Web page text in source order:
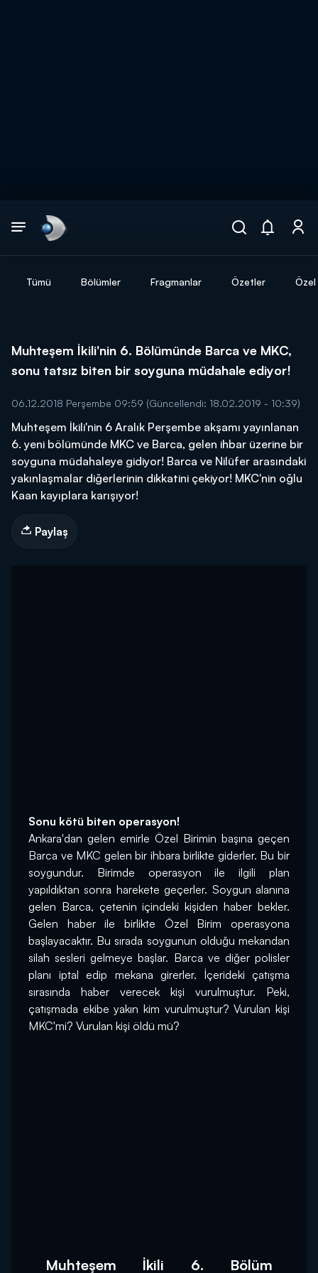
Tümü Bölümler Fragmanlar Özetler
Muhteşem İkili'nin 6. Bölümünde Barca ve MKC,
sonu tatsız biten bir soyguna müdahale ediyor!
06.12.2018 Perşembe 09:59 (Güncellendi: 18.02.2019 - 10:39)
Muhteşem İkili'nin 6 Aralık Perşembe akşamı yayınlanan
6. yeni bölümünde MKC ve Barca, gelen ihbar üzerine bir
soyguna müdahaleye gidiyor! Barca ve Nilüfer arasındaki
yakınlaşmalar diğerlerinin dikkatini çekiyor! MKC'nin oğlu
Kaan kayıplara karışıyor!
Paylaş
Sonu kötü biten operasyon!
Ankara'dan gelen emirle Özel Birimin başına geçen
Barca ve MKC gelen bir ihbara birlikte giderler. Bu bir
soygundur. Birimde operasyon ile ilgili plan
yapıldıktan sonra harekete geçerler. Soygun alanına
gelen Barca, çetenin içindeki kişiden haber bekler.
Gelen haber ile birlikte Özel Birim operasyona
başlayacaktır. Bu sırada soygunun olduğu mekandan
silah sesleri gelmeye başlar. Barca ve diğer polisler
planı iptal edip mekana girerler. İçerideki çatışma
sırasında haber verecek kişi vurulmuştur. Peki,
çatışmada ekibe yakın kim vurulmuştur? Vurulan kişi
MKC'mi? Vurulan kişi öldü mü?
Muhteşem İkili 6. Bölüm